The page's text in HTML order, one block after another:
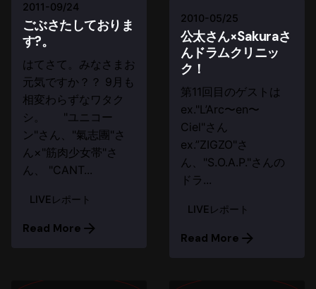
2011-09/24
ごぶさたしておりま
す?。
はてさて。みなさまお
元気ですか？？ 9月も
相変わらずなワタク
シ。 "ユニコー
ン"さん、"氣志團"さ
ん×"筋肉少女帯"さ
ん、 "CANT...
LIVEレポート
Read More
2010-05/25
公太さん×Sakuraさ
んドラムクリニッ
ク！
第11回目のゲストは
ex."L’Arc〜en〜
Ciel"さん
ex.”ZIGZO"さ
ん、"S.O.A.P."さんの
ドラ...
LIVEレポート
Read More